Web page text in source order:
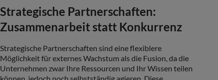
Strategische Partnerschaften:
Zusammenarbeit statt Konkurrenz
Strategische Partnerschaften sind eine flexiblere
Möglichkeit für externes Wachstum als die Fusion, da die
Unternehmen zwar Ihre Ressourcen und Ihr Wissen teilen